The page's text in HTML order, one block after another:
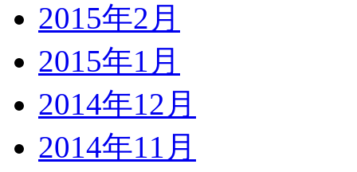
2015年2月
2015年1月
2014年12月
2014年11月